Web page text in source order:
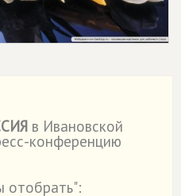
в Ивановской
конференцию
отобрать":